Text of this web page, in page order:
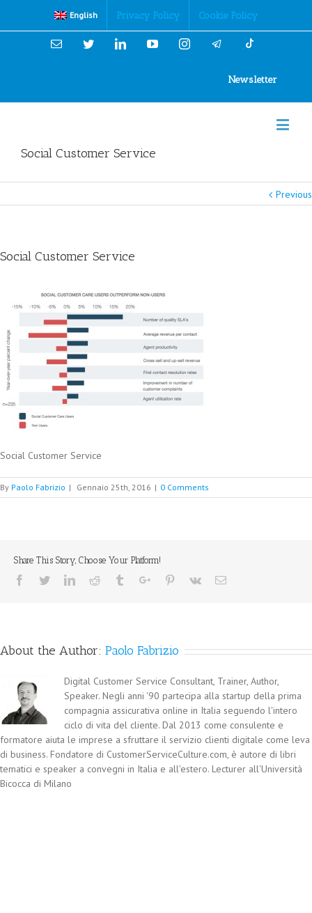
English Privacy Policy Cookie Policy
Email TwitterLinkedinYouTubeInstagram
Newsletter
Social Customer Service
Previous
Social Customer Service
Social Customer Service
By Paolo Fabrizio | Gennaio 25th, 2016 | 0 Comments
Share This Story, Choose Your Platform!
Facebook
TwitterLinkedinReddit TumblrGoogle+Pinterest
Vk Email
About the Author: Paolo Fabrizio
Digital Customer Service Consultant, Trainer, Author,
Speaker. Negli anni '90 partecipa alla startup della prima
compagnia assicurativa online in Italia seguendo l'intero
ciclo di vita del cliente. Dal 2013 come consulente e
formatore aiuta le imprese a sfruttare il servizio clienti digitale come leva
di business. Fondatore di CustomerServiceCulture.com, è autore di libri
tematici e speaker a convegni in Italia e all'estero. Lecturer all'Università
Bicocca di Milano
Cookies Policy